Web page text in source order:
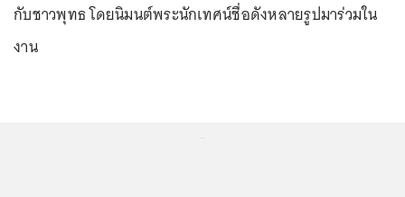
กับชาวพุทธ โดยนิมนต์พระนักเทศน์ชื่อดังหลายรูปมาร่วมใน
งาน